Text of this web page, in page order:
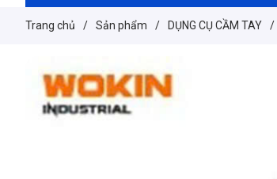
Trang chủ / Sản phẩm / DỤNG CỤ CẦM TAY /